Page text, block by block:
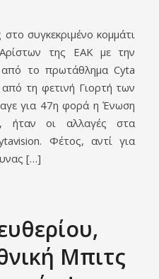
συγκεκριμένο κομμάτι
της ΕΑΚ με την
το πρωτάθλημα Cyta
τη φετινή Γιορτή των
για 47η φορά η Ένωση
ήταν οι αλλαγές στα
Φέτος, αντί για
[…]
Μπιτς